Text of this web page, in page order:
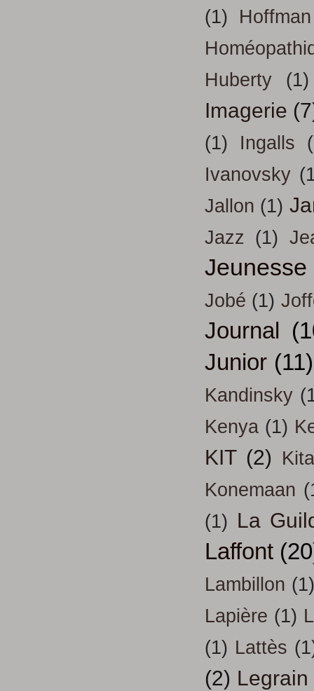
(1)
Hoffman
Huberty
(1)
Imagerie
(1) Ingalls
Ivanovsky
Jallon (1)
Jazz (1)
Jeunesse
Jobé (1)
Journal
Junior (11)
Kandinsky
Kenya (1)
KIT (2)
Konemaan
(1) La
Laffont
Lambillon (1)
Lapière (1)
(1) Lattès
(2) Legrain